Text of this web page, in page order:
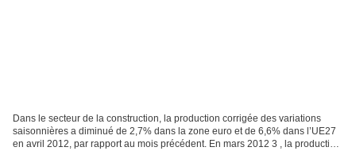
Dans le secteur de la construction, la production corrigée des variations
saisonnières a diminué de 2,7% dans la zone euro et de 6,6% dans l’UE27
en avril 2012, par rapport au mois précédent. En mars 2012 3 , la production